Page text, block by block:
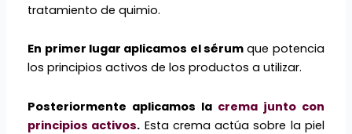
tratamiento de quimio.
En primer lugar aplicamos el sérum que potencia
los principios activos de los productos a utilizar.
Posteriormente aplicamos la crema junto con
principios activos. Esta crema actúa sobre la piel